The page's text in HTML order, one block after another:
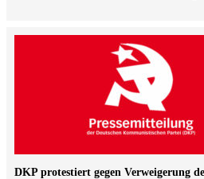
DKP protestiert gegen Verweigerung